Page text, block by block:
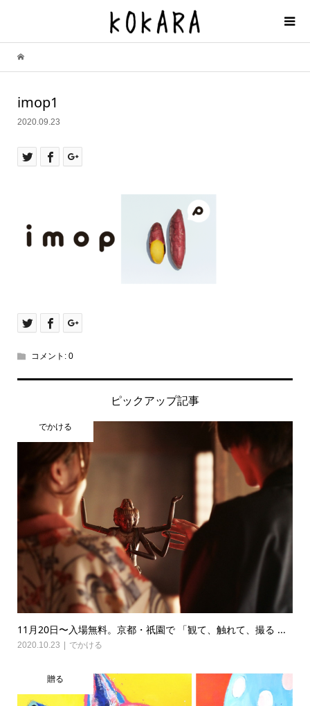
imop1
2020.09.23
コメント: 0
ピックアップ記事
でかける
11月20日〜入場無料。京都・祇園で 「観て、触れて、撮る ...
2020.10.23 でかける
贈る